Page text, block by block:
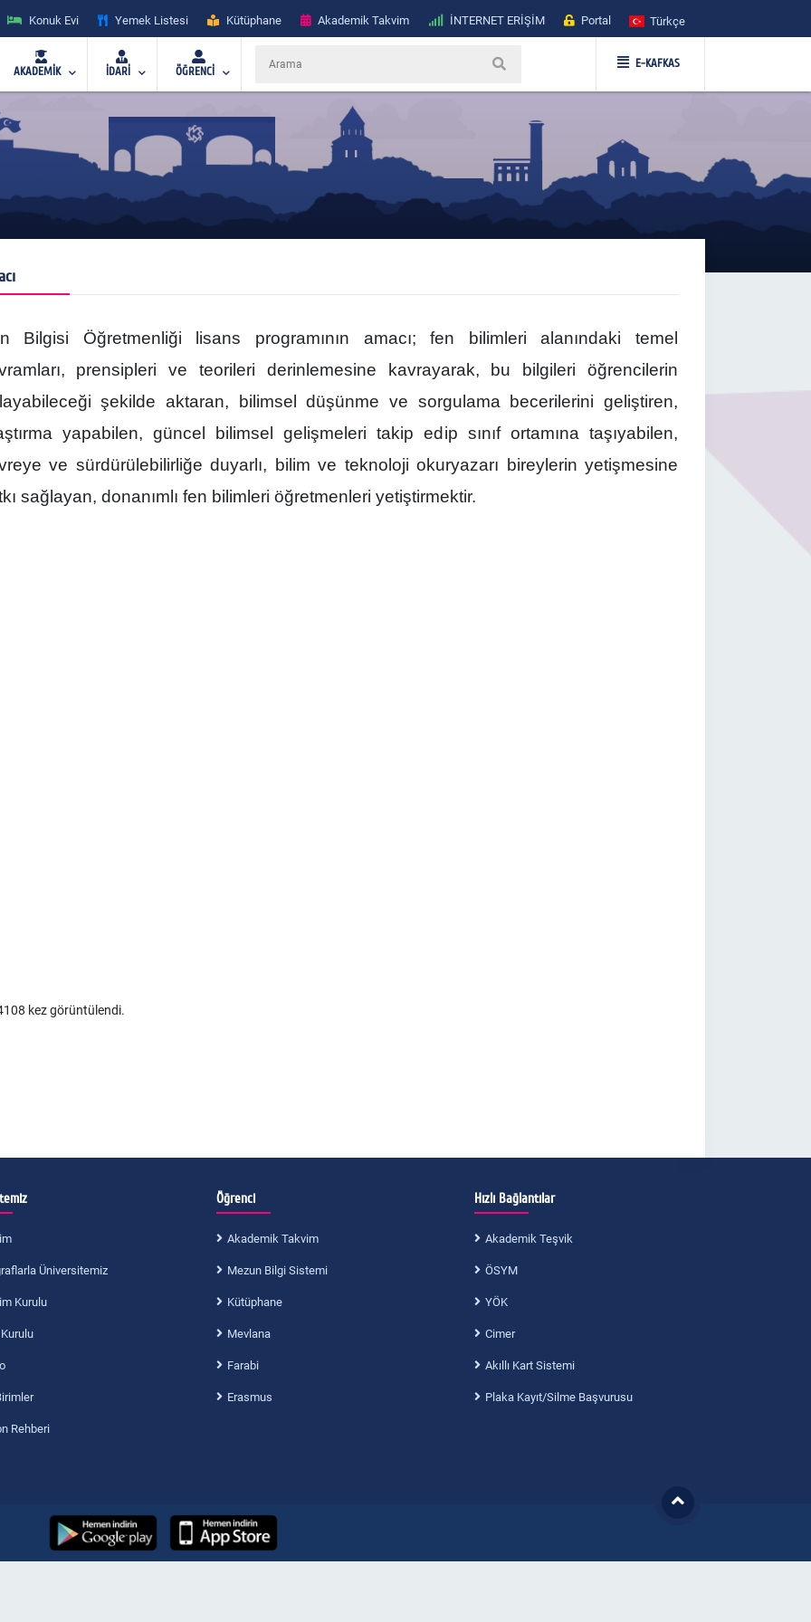
Konuk Evi Yemek Listesi Kütüphane Akademik Takvim İNTERNET ERİŞİM Portal Türkçe
AKADEMİK İDARİ ÖĞRENCİ
E-KAFKAS
Bilgisi Öğretmenliği lisans programının amacı; fen bilimleri alanındaki temel
prensipleri ve teorileri derinlemesine kavrayarak, bu bilgileri öğrencilerin
şekilde aktaran, bilimsel düşünme ve sorgulama becerilerini geliştiren,
yapabilen, güncel bilimsel gelişmeleri takip edip sınıf ortamına taşıyabilen,
ve sürdürülebilirliğe duyarlı, bilim ve teknoloji okuryazarı bireylerin yetişmesine
sağlayan, donanımlı fen bilimleri öğretmenleri yetiştirmektir.
kez görüntülendi.
Üniversitemiz
Kurulu
Rehberi
Öğrenci
Akademik Takvim
Mezun Bilgi Sistemi
Kütüphane
Mevlana
Farabi
Erasmus
Hızlı Bağlantılar
Akademik Teşvik
ÖSYM
YÖK
Cimer
Akıllı Kart Sistemi
Plaka Kayıt/Silme Başvurusu